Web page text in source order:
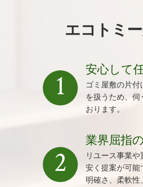
エコトミ
安心して
ゴミ屋敷の片
を扱うため、伺
おります。
1
業界屈指
リユース事業
安く提案が可能
明確さ、柔軟性
2